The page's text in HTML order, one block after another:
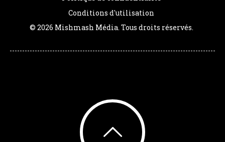
Conditions d'utilisation
© 2026 Mishmash Média. Tous droits réservés.